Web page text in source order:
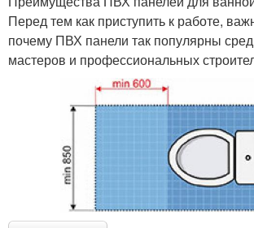
Перед тем как приступить к работе,
почему ПВХ панели так популярны
мастеров и профессиональных